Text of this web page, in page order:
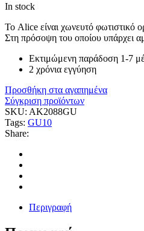
In stock
Το Alice είναι χωνευτό φωτιστικό
Στη πρόσοψη του οποίου υπάρχει
Εκτιμώμενη παράδοση 1-7
2 χρόνια εγγύηση
Προσθήκη στα αγαπημένα
Σύγκριση προϊόντων
SKU: AK2088GU
Tags: GU10
Share:
Περιγραφή